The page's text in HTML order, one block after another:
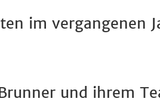
im vergangenen
und ihrem